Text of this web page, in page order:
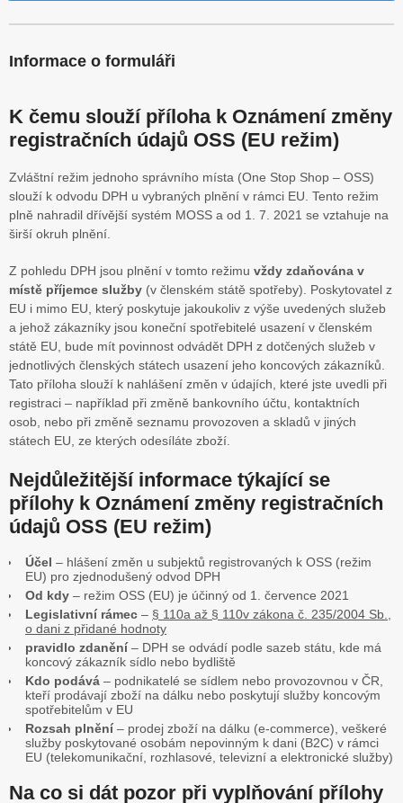
Informace o formuláři
K čemu slouží příloha k Oznámení změny
registračních údajů OSS (EU režim)
Zvláštní režim jednoho správního místa (One Stop Shop – OSS)
slouží k odvodu DPH u vybraných plnění v rámci EU. Tento režim
plně nahradil dřívější systém MOSS a od 1. 7. 2021 se vztahuje na
širší okruh plnění.
Z pohledu DPH jsou plnění v tomto režimu vždy zdaňována v
místě příjemce služby (v členském státě spotřeby). Poskytovatel z
EU i mimo EU, který poskytuje jakoukoliv z výše uvedených služeb
a jehož zákazníky jsou koneční spotřebitelé usazení v členském
státě EU, bude mít povinnost odvádět DPH z dotčených služeb v
jednotlivých členských státech usazení jeho koncových zákazníků.
Tato příloha slouží k nahlášení změn v údajích, které jste uvedli při
registraci – například při změně bankovního účtu, kontaktních
osob, nebo při změně seznamu provozoven a skladů v jiných
státech EU, ze kterých odesíláte zboží.
Nejdůležitější informace týkající se
přílohy k Oznámení změny registračních
údajů OSS (EU režim)
Účel – hlášení změn u subjektů registrovaných k OSS (režim
EU) pro zjednodušený odvod DPH
Od kdy – režim OSS (EU) je účinný od 1. července 2021
Legislativní rámec – § 110a až § 110v zákona č. 235/2004 Sb.,
o dani z přidané hodnoty
pravidlo zdanění– DPH se odvádí podle sazeb státu, kde má
koncový zákazník sídlo nebo bydliště
Kdo podává – podnikatelé se sídlem nebo provozovnou v ČR,
kteří prodávají zboží na dálku nebo poskytují služby koncovým
spotřebitelům v EU
Rozsah plnění– prodej zboží na dálku (e-commerce), veškeré
služby poskytované osobám nepovinným k dani (B2C) v rámci
EU (telekomunikační, rozhlasové, televizní a elektronické služby)
Na co si dát pozor při vyplňování přílohy